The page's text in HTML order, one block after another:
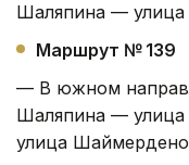
Шаляпина — улица
Маршрут № 139
— В южном
Шаляпина —
улица